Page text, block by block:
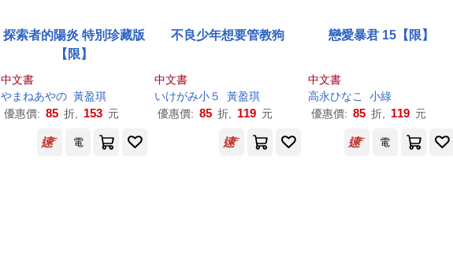
探索者的陽炎 特別珍藏版
【限】
中文書
やまねあやの 黃盈琪
優惠價: 85 折, 153 元
不良少年想要管教狗
中文書
いけがみ小５
黃盈琪
優惠價: 85 折, 119 元
戀愛暴君 15【限】
中文書
高永ひなこ
小綠
優惠價: 85 折, 119 元
電 電